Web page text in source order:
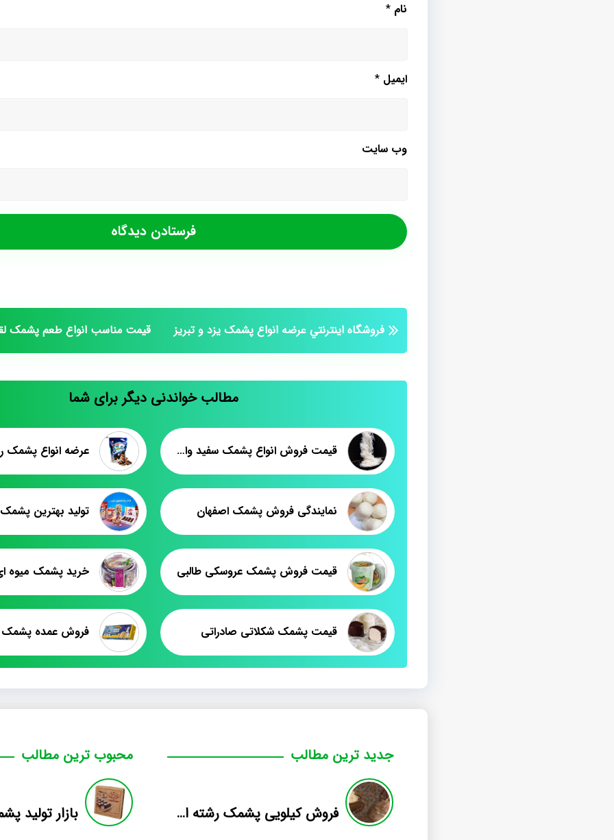
نام *
ایمیل *
وب‌ سایت
فروشگاه اينترنتي عرضه انواع پشمک يزد و تبريز قيمت مناسب انواع طعم پشمک
مطالب خواندنی دیگر برای شما
قیمت فروش انواع پشمک سفید وانیلی عرضه انواع پشمک
نمایندگی فروش پشمک اصفهان
قیمت فروش پشمک عروسکی طالبی خرید پشمک میوه
قیمت پشمک شکلاتی صادراتی فروش عمده
جدید ترین مطالب
فروش کیلویی پشمک رشته ای طعم دار میوه
محبوب ترین مطالب
بازار تولید